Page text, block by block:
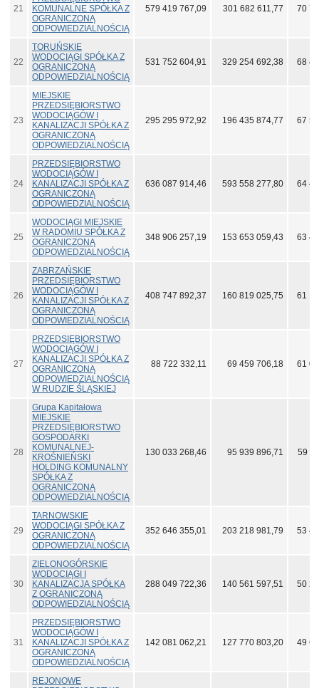
21
KOMUNALNE SPÓŁKA Z
OGRANICZONĄ
ODPOWIEDZIALNOŚCIĄ
579 419 767,09 301 682 611,77 70
22
TORUŃSKIE
WODOCIĄGI SPÓŁKA Z
OGRANICZONĄ
ODPOWIEDZIALNOŚCIĄ
531 752 604,91 329 254 692,38 68
23
MIEJSKIE
PRZEDSIĘBIORSTWO
WODOCIĄGÓW I
KANALIZACJI SPÓŁKA Z
OGRANICZONĄ
ODPOWIEDZIALNOŚCIĄ
295 295 972,92 196 435 874,77 67
24
PRZEDSIĘBIORSTWO
WODOCIĄGÓW I
KANALIZACJI SPÓŁKA Z
OGRANICZONĄ
ODPOWIEDZIALNOŚCIĄ
636 087 914,46 593 558 277,80 64
25
WODOCIĄGI MIEJSKIE
W RADOMIU SPÓŁKA Z
OGRANICZONĄ
ODPOWIEDZIALNOŚCIĄ
348 906 257,19 153 653 059,43 63
26
ZABRZAŃSKIE
PRZEDSIĘBIORSTWO
WODOCIĄGÓW I
KANALIZACJI SPÓŁKA Z
OGRANICZONĄ
ODPOWIEDZIALNOŚCIĄ
408 747 892,37 160 819 025,75 61
27
PRZEDSIĘBIORSTWO
WODOCIĄGÓW I
KANALIZACJI SPÓŁKA Z
OGRANICZONĄ
ODPOWIEDZIALNOŚCIĄ
W RUDZIE ŚLĄSKIEJ
88 722 332,11 69 459 706,18 61
28
Grupa Kapitałowa
MIEJSKIE
PRZEDSIĘBIORSTWO
GOSPODARKI
KOMUNALNEJ-
KROŚNIEŃSKI
HOLDING KOMUNALNY
SPÓŁKA Z
OGRANICZONĄ
ODPOWIEDZIALNOŚCIĄ
130 033 268,46 95 939 896,71 59
29
TARNOWSKIE
WODOCIĄGI SPÓŁKA Z
OGRANICZONĄ
ODPOWIEDZIALNOŚCIĄ
352 646 355,01 203 218 981,79 53
30
ZIELONOGÓRSKIE
WODOCIĄGI I
KANALIZACJA SPÓŁKA
Z OGRANICZONĄ
ODPOWIEDZIALNOŚCIĄ
288 049 722,36 140 561 597,51 50
31
PRZEDSIĘBIORSTWO
WODOCIĄGÓW I
KANALIZACJI SPÓŁKA Z
OGRANICZONĄ
ODPOWIEDZIALNOŚCIĄ
142 081 062,21 127 770 803,20 49
REJONOWE